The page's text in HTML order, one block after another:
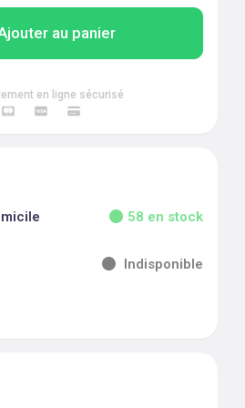
au panier
en ligne sécurisé
58 en stock
Indisponible